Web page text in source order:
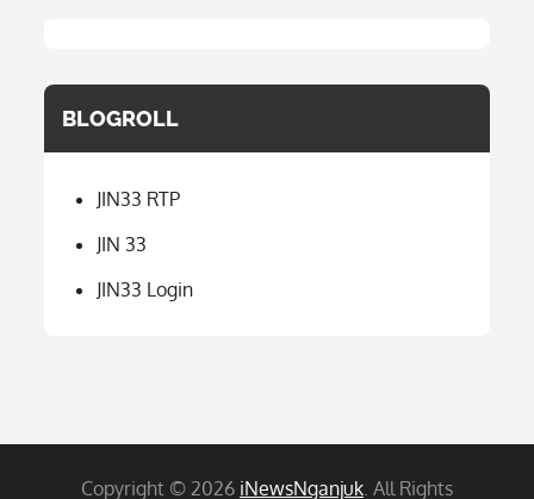
BLOGROLL
JIN33 RTP
JIN 33
JIN33 Login
Copyright © 2026 iNewsNganjuk. All Rights